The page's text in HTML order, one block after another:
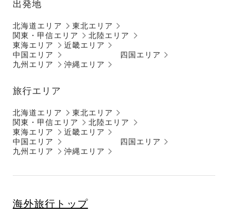
出発地
北海道エリア
東北エリア
関東・甲信エリア
北陸エリア
東海エリア
近畿エリア
中国エリア
四国エリア
九州エリア
沖縄エリア
旅行エリア
北海道エリア
東北エリア
関東・甲信エリア
北陸エリア
東海エリア
近畿エリア
中国エリア
四国エリア
九州エリア
沖縄エリア
海外旅行トップ